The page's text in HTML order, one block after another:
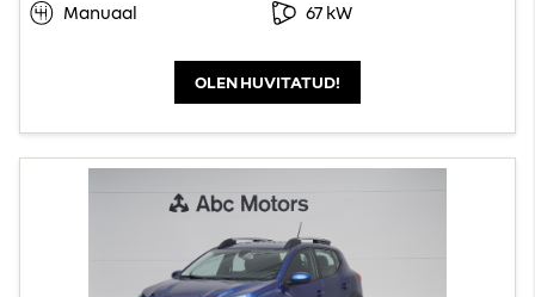
Manuaal
67 kW
OLEN HUVITATUD!